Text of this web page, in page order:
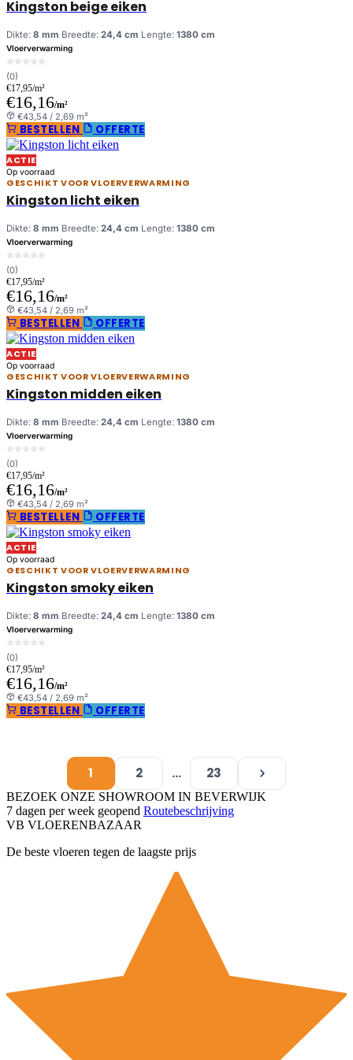
Kingston beige eiken
Dikte: 8 mm Breedte: 24,4 cm Lengte: 1380 cm
Vloerverwarming
(0)
€17,95/m²
€16,16/m²
€43,54 / 2,69 m²
BESTELLEN OFFERTE
ACTIE
Op voorraad
GESCHIKT VOOR VLOERVERWARMING
Kingston licht eiken
Dikte: 8 mm Breedte: 24,4 cm Lengte: 1380 cm
Vloerverwarming
(0)
€17,95/m²
€16,16/m²
€43,54 / 2,69 m²
BESTELLEN OFFERTE
ACTIE
Op voorraad
GESCHIKT VOOR VLOERVERWARMING
Kingston midden eiken
Dikte: 8 mm Breedte: 24,4 cm Lengte: 1380 cm
Vloerverwarming
(0)
€17,95/m²
€16,16/m²
€43,54 / 2,69 m²
BESTELLEN OFFERTE
ACTIE
Op voorraad
GESCHIKT VOOR VLOERVERWARMING
Kingston smoky eiken
Dikte: 8 mm Breedte: 24,4 cm Lengte: 1380 cm
Vloerverwarming
(0)
€17,95/m²
€16,16/m²
€43,54 / 2,69 m²
BESTELLEN OFFERTE
1 2 … 23 VOLGENDE
BEZOEK ONZE SHOWROOM IN BEVERWIJK
7 dagen per week geopend Routebeschrijving
VB VLOERENBAZAAR
De beste vloeren tegen de laagste prijs